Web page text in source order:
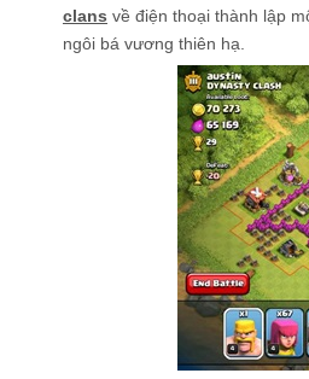
clans về điện thoại thành lập
ngôi bá vương thiên hạ.